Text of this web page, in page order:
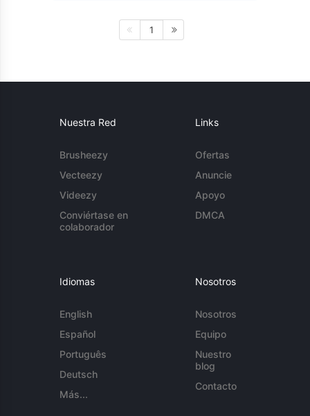
1
Nuestra Red
Brusheezy
Vecteezy
Videezy
Conviértase en
colaborador
Links
Ofertas
Anuncie
Apoyo
DMCA
Idiomas
English
Español
Português
Deutsch
Más...
Nosotros
Nosotros
Equipo
Nuestro
blog
Contacto